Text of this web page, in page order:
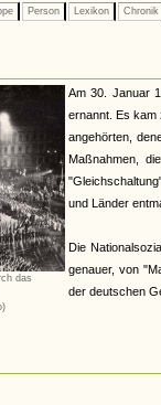
Person Lexikon Chronik
das
Am 30. Januar
ernannt. Es kam
angehörten,
Maßnahmen,
und Länder
Die
genauer, von
der deutschen